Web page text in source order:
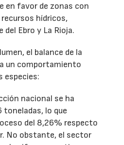
en favor de zonas con
hídricos,
del Ebro y La Rioja.
el balance de la
un comportamiento
especies:
nacional se ha
toneladas, lo que
del 8,26% respecto
No obstante, el sector